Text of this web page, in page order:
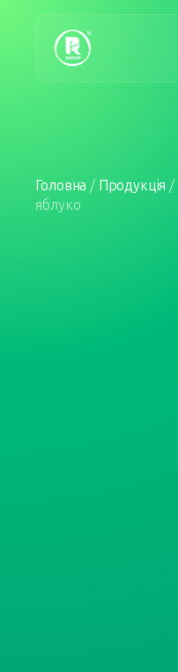
Головна / Продукція /
яблуко